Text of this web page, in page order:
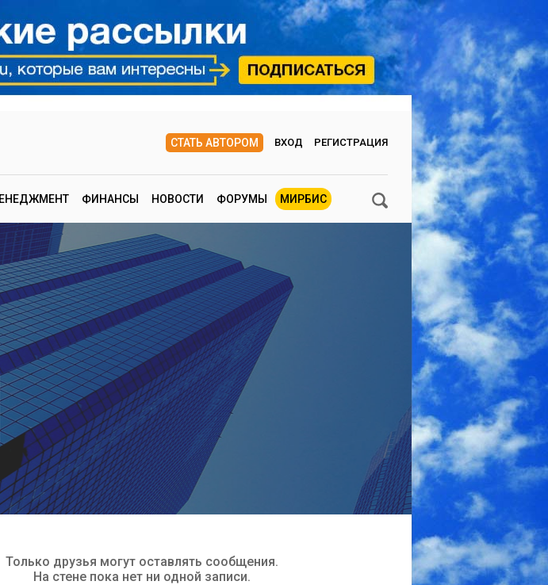
СТАТЬ АВТОРОМ ВХОД РЕГИСТРАЦИЯ
ФИНАНСЫ НОВОСТИ ФОРУМЫ МИРБИС
Только друзья могут оставлять сообщения.
На стене пока нет ни одной записи.